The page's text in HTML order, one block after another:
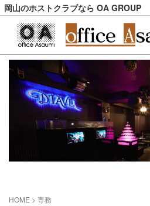
岡山のホストクラブなら OA GROUP
HOME > 専務